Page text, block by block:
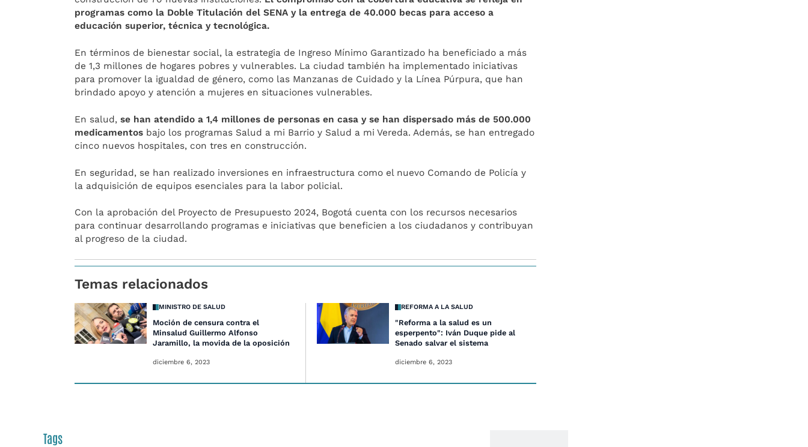
programas como la Doble Titulación del SENA y la entrega de 40.000 becas para acceso a
educación superior, técnica y tecnológica.
En términos de bienestar social, la estrategia de Ingreso Mínimo Garantizado ha beneficiado a más
de 1,3 millones de hogares pobres y vulnerables. La ciudad también ha implementado iniciativas
para promover la igualdad de género, como las Manzanas de Cuidado y la Línea Púrpura, que han
brindado apoyo y atención a mujeres en situaciones vulnerables.
En salud,se han atendido a 1,4 millones de personas en casa y se han dispersado más de 500.000
medicamentos bajo los programas Salud a mi Barrio y Salud a mi Vereda. Además, se han entregado
cinco nuevos hospitales, con tres en construcción.
En seguridad, se han realizado inversiones en infraestructura como el nuevo Comando de Policía y
la adquisición de equipos esenciales para la labor policial.
Con la aprobación del Proyecto de Presupuesto 2024, Bogotá cuenta con los recursos necesarios
para continuar desarrollando programas e iniciativas que beneficien a los ciudadanos y contribuyan
al progreso de la ciudad.
Temas relacionados
MINISTRO DE SALUD
Moción de censura contra el
Minsalud Guillermo Alfonso
Jaramillo, la movida de la oposición
diciembre 6, 2023
REFORMA A LA SALUD
"Reforma a la salud es un
esperpento": Iván Duque pide al
Senado salvar el sistema
diciembre 6, 2023
Tags